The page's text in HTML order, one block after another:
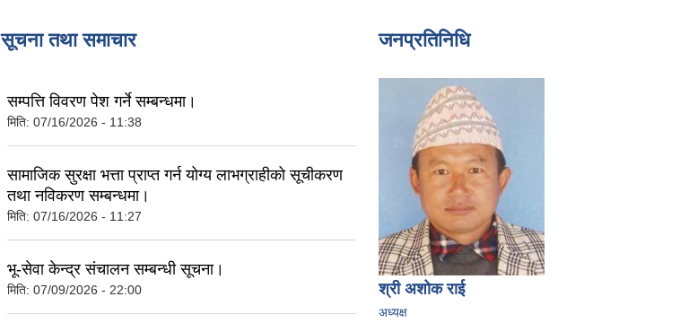
सूचना तथा समाचार
सम्पत्ति विवरण पेश गर्ने सम्बन्धमा।
मिति: 07/16/2026 - 11:38
सामाजिक सुरक्षा भत्ता प्राप्‍त गर्न योग्य लाभग्राहीको सूचीकरण
तथा नविकरण सम्बन्धमा।
मिति: 07/16/2026 - 11:27
भू-सेवा केन्द्र संचालन सम्बन्धी सूचना।
मिति: 07/09/2026 - 22:00
जनप्रतिनिधि
श्री अशोक राई
अध्यक्ष